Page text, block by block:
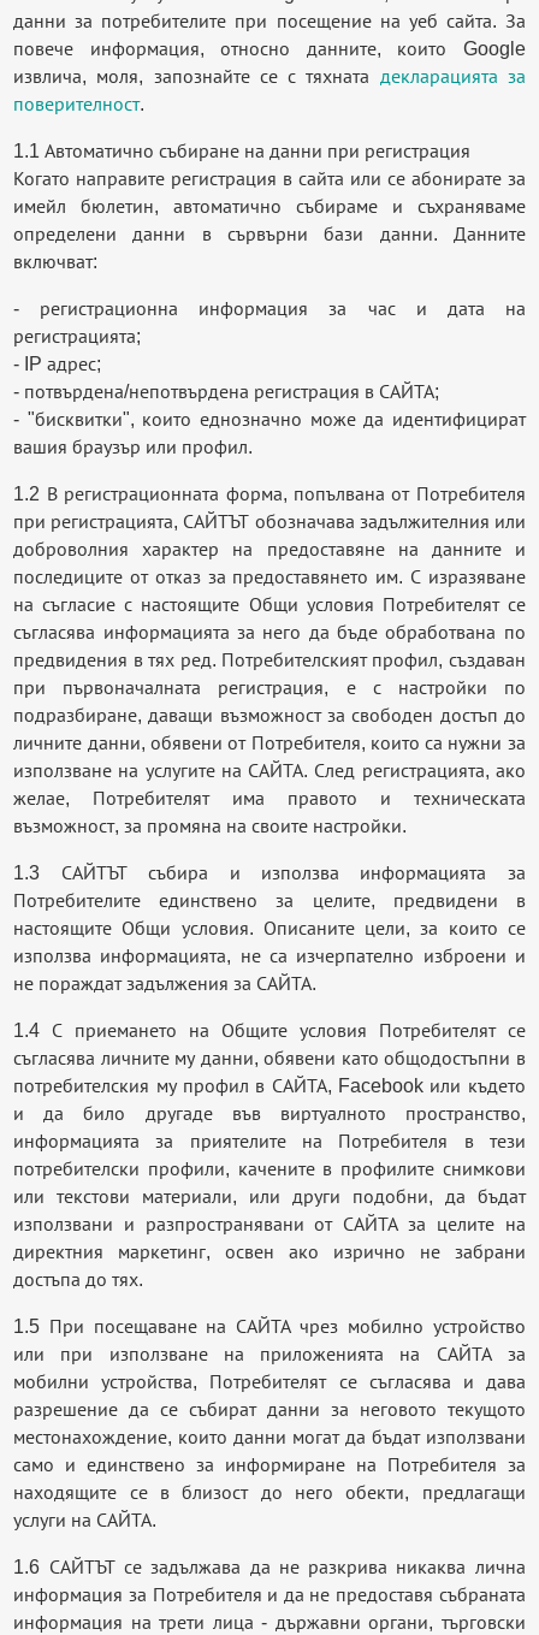
данни за потребителите при посещение на уеб сайта. За
повече информация, относно данните, които Google
извлича, моля, запознайте се с тяхната декларацията за
поверителност.
1.1 Автоматично събиране на данни при регистрация
Когато направите регистрация в сайта или се абонирате за
имейл бюлетин, автоматично събираме и съхраняваме
определени данни в сървърни бази данни. Данните
включват:
- регистрационна информация за час и дата на
регистрацията;
- IP адрес;
- потвърдена/непотвърдена регистрация в САЙТА;
- "бисквитки", които еднозначно може да идентифицират
вашия браузър или профил.
1.2 В регистрационната форма, попълвана от Потребителя
при регистрацията, САЙТЪТ обозначава задължителния или
доброволния характер на предоставяне на данните и
последиците от отказ за предоставянето им. С изразяване
на съгласие с настоящите Общи условия Потребителят се
съгласява информацията за него да бъде обработвана по
предвидения в тях ред. Потребителският профил, създаван
при първоначалната регистрация, е с настройки по
подразбиране, даващи възможност за свободен достъп до
личните данни, обявени от Потребителя, които са нужни за
използване на услугите на САЙТА. След регистрацията, ако
желае, Потребителят има правото и техническата
възможност, за промяна на своите настройки.
1.3 САЙТЪТ събира и използва информацията за
Потребителите единствено за целите, предвидени в
настоящите Общи условия. Описаните цели, за които се
използва информацията, не са изчерпателно изброени и
не пораждат задължения за САЙТА.
1.4 С приемането на Общите условия Потребителят се
съгласява личните му данни, обявени като общодостъпни в
потребителския му профил в САЙТА, Facebook или където
и да било другаде във виртуалното пространство,
информацията за приятелите на Потребителя в тези
потребителски профили, качените в профилите снимкови
или текстови материали, или други подобни, да бъдат
използвани и разпространявани от САЙТА за целите на
директния маркетинг, освен ако изрично не забрани
достъпа до тях.
1.5 При посещаване на САЙТА чрез мобилно устройство
или при използване на приложенията на САЙТА за
мобилни устройства, Потребителят се съгласява и дава
разрешение да се събират данни за неговото текущото
местонахождение, които данни могат да бъдат използвани
само и единствено за информиране на Потребителя за
находящите се в близост до него обекти, предлагащи
услуги на САЙТА.
1.6 САЙТЪТ се задължава да не разкрива никаква лична
информация за Потребителя и да не предоставя събраната
информация на трети лица - държавни органи, търговски